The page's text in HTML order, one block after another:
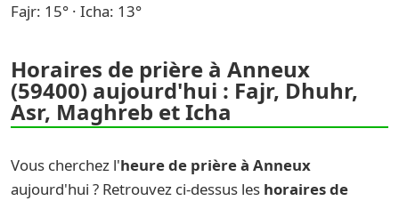
Fajr: 15° · Icha: 13°
Horaires de prière à Anneux
(59400) aujourd'hui : Fajr, Dhuhr,
Asr, Maghreb et Icha
Vous cherchez l'heure de prière à Anneux
aujourd'hui ? Retrouvez ci-dessus les horaires de